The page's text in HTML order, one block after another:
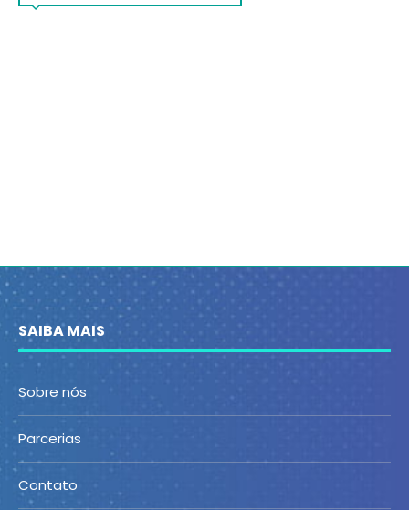
SAIBA MAIS
Sobre nós
Parcerias
Contato